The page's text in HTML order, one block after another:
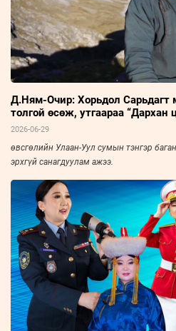
Д.Ням-Очир: Хорьдол Сарьдагт
толгой өсөж, утгаараа “Дархан
хөгжсөнд сэтгэл бахдаж явдаг
2026-06-29
өвсгөлийн Улаан-Уул сумын тэнгэр
эрхгүй санагдуулам ажээ.